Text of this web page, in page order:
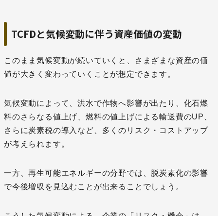
TCFDと気候変動に伴う資産価値の変動
このまま気候変動が続いていくと、さまざまな資産の価
値が大きく変わっていくことが想定できます。
気候変動によって、洪水で作物へ影響が出たり、化石燃
料のさらなる値上げ、燃料の値上げによる輸送費のUP、
さらに炭素税の導入など、多くのリスク・コストアップ
が考えられます。
一方、再生可能エネルギーの分野では、脱炭素化の影響
で今後増収を見込むことが出来ることでしょう。